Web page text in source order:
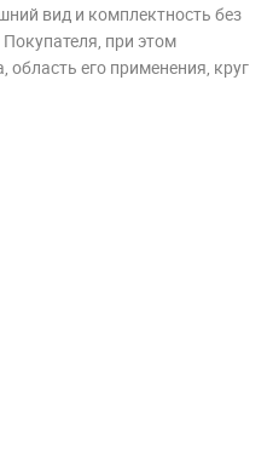
вид и комплектность без
при этом
область его применения, круг